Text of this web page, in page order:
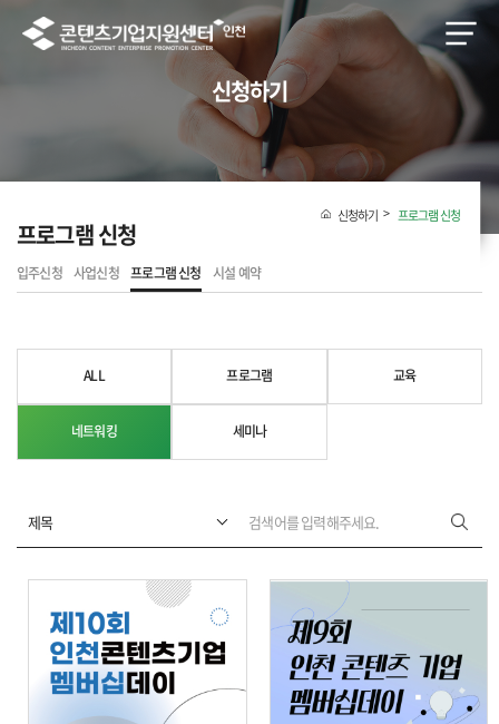
신청하기
프로그램 신청
신청하기 프로그램 신청
입주신청 사업신청 프로그램 신청 시설 예약
ALL 프로그램 교육
네트워킹 세미나